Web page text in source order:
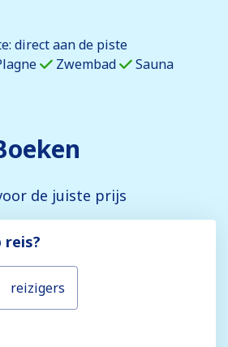
direct aan de piste
Zwembad Sauna
de juiste prijs
reis?
reizigers